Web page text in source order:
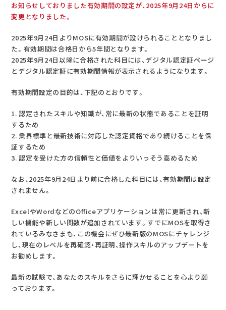
お知らせしておりました有効期間の設定が、2025年9月24日からに
変更となりました。
2025年9月24日よりMOSに有効期間が設けられることとなりまし
た。有効期間は合格日から5年間となります。
2025年9月24日以降に合格された科目には、デジタル認定証ページ
とデジタル認定証に有効期間情報が表示されるようになります。
有効期間設定の目的は、下記のとおりです。
1. 認定されたスキルや知識が、常に最新の状態であることを証明
するため
2. 業界標準と最新技術に対応した認定資格であり続けることを保
証するため
3. 認定を受けた方の信頼性と価値をよりいっそう高めるため
なお、2025年9月24日より前に合格した科目には、有効期間は設定
されません。
ExcelやWordなどのOfficeアプリケーションは常に更新され、新
しい機能や新しい関数が追加されています。すでにMOSを取得さ
れているみなさまも、この機会にぜひ最新版のMOSにチャレンジ
し、現在のレベルを再確認・再証明、操作スキルのアップデートを
お勧めします。
最新の試験で、あなたのスキルをさらに輝かせることを心より願
っております。